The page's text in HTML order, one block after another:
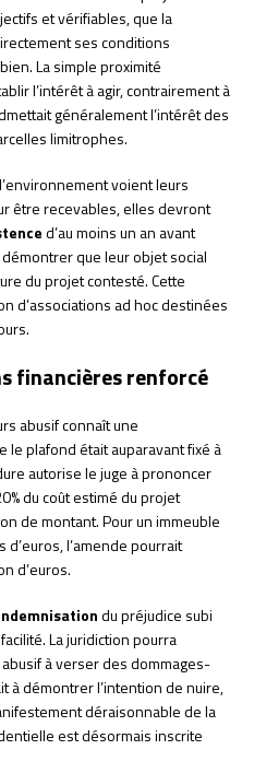
et vérifiables, que la
ses conditions
La simple proximité
l’intérêt à agir, contrairement à
généralement l’intérêt des
limitrophes.
voient leurs
être recevables, elles devront
d’au moins un an avant
que leur objet social
du projet contesté. Cette
d’associations ad hoc destinées
financières renforcé
abusif connaît une
le plafond était auparavant fixé à
autorise le juge à prononcer
du coût estimé du projet
de montant. Pour un immeuble
d’euros, l’amende pourrait
d’euros.
du préjudice subi
La juridiction pourra
à verser des dommages-
à démontrer l’intention de nuire,
déraisonnable de la
est désormais inscrite